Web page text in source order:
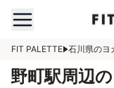
FIT PALETTE 石川県のヨ
野町駅周辺